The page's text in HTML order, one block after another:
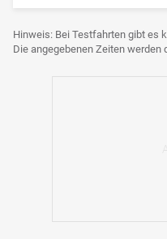
Hinweis: Bei Testfahrten gibt es
Die angegebenen Zeiten werden direkt von